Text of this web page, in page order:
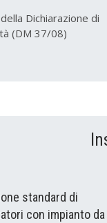
della Dichiarazione di
(DM 37/08)
standard di
con impianto da